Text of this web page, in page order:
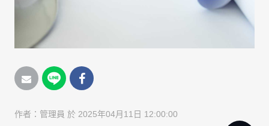
作者： 管理員 於 2025年04月11日 12:00:00